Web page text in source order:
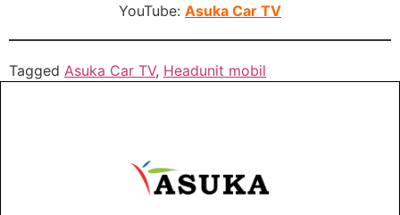
YouTube: Asuka Car TV
Tagged Asuka Car TV, Headunit mobil